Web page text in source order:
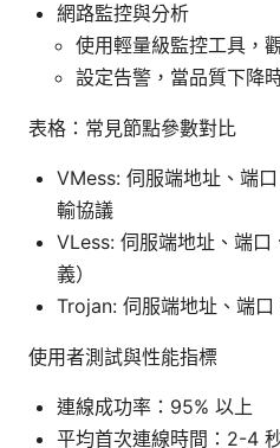
網路監控與分析
使用輕量級監控工具，
設定告警，當品質下降
表格：常見節點參數對比
VMess: 伺服端地址、端
輸協議
VLess: 伺服端地址、端口
義）
Trojan: 伺服端地址、端
使用者測試與性能指標
連線成功率：95% 以上
平均首次連線時間：2-4